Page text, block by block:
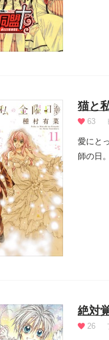
猫と
63
愛にと
師の日
絶対
26